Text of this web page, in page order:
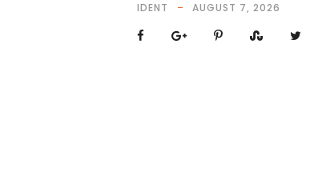
IDENT AUGUST 7, 2026